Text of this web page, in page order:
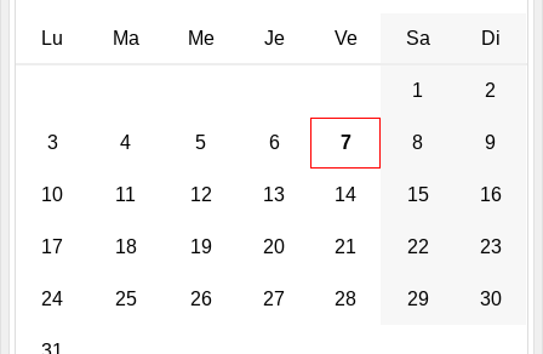
Lu Ma Me Je Ve Sa Di
1 2
3 4 5 6 7 8 9
10 11 12 13 14 15 16
17 18 19 20 21 22 23
24 25 26 27 28 29 30